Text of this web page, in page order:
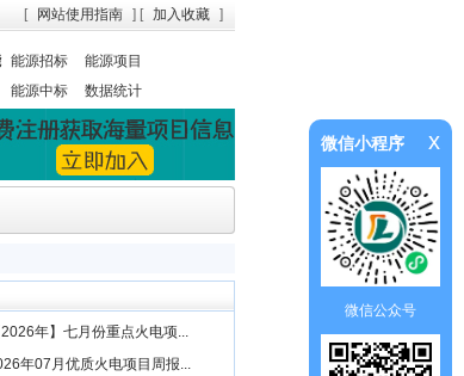
[ 网站使用指南 ] [ 加入收藏 ]
能源招标
能源项目
能源中标
数据统计
2026年】七月份重点火电项...
年07月优质火电项目周报...
微信小程序 x
微信公众号